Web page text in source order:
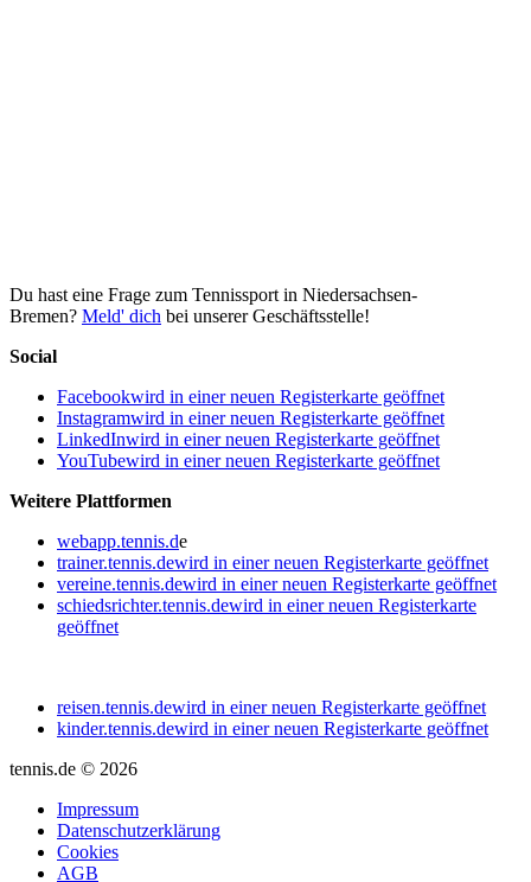
Du hast eine Frage zum Tennissport in Niedersachsen-
Bremen? Meld' dich bei unserer Geschäftsstelle!
Social
Facebookwird in einer neuen Registerkarte geöffnet
Instagramwird in einer neuen Registerkarte geöffnet
LinkedInwird in einer neuen Registerkarte geöffnet
YouTubewird in einer neuen Registerkarte geöffnet
Weitere Plattformen
webapp.tennis.de
trainer.tennis.dewird in einer neuen Registerkarte geöffnet
vereine.tennis.dewird in einer neuen Registerkarte geöffnet
schiedsrichter.tennis.dewird in einer neuen Registerkarte
geöffnet
reisen.tennis.dewird in einer neuen Registerkarte geöffnet
kinder.tennis.dewird in einer neuen Registerkarte geöffnet
tennis.de © 2026
Impressum
Datenschutzerklärung
Cookies
AGB